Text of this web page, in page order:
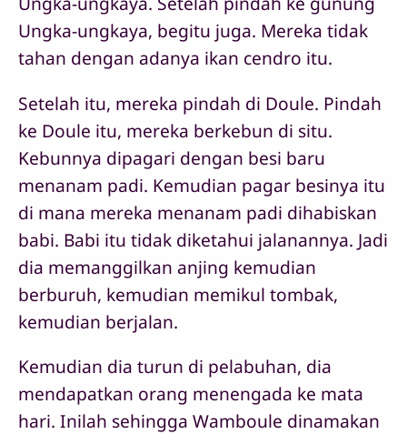
Ungka-ungkaya, begitu juga. Mereka tidak
tahan dengan adanya ikan cendro itu.
Setelah itu, mereka pindah di Doule. Pindah
ke Doule itu, mereka berkebun di situ.
Kebunnya dipagari dengan besi baru
menanam padi. Kemudian pagar besinya itu
di mana mereka menanam padi dihabiskan
babi. Babi itu tidak diketahui jalanannya. Jadi
dia memanggilkan anjing kemudian
berburuh, kemudian memikul tombak,
kemudian berjalan.
Kemudian dia turun di pelabuhan, dia
mendapatkan orang menengada ke mata
hari. Inilah sehingga Wamboule dinamakan